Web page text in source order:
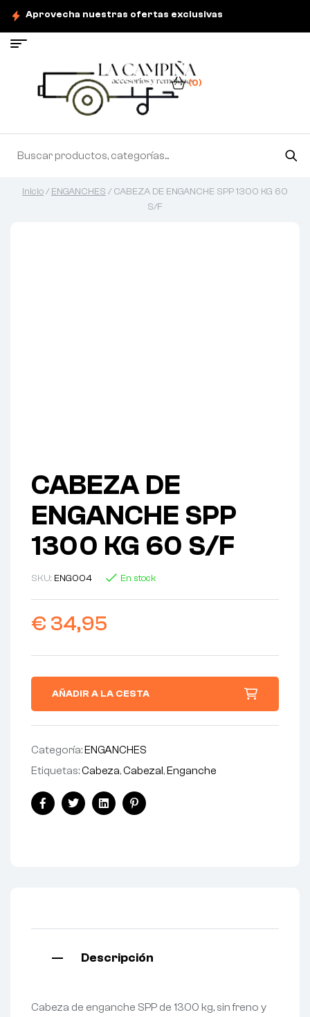
Aprovecha nuestras ofertas exclusivas
(0)
Inicio/ENGANCHES / CABEZA DE ENGANCHE SPP 1300 KG 60
S/F
CABEZA DE
ENGANCHE SPP
1300 KG 60 S/F
SKU: ENG004 En stock
€ 34,95
AÑADIR A LA CESTA
Categoría: ENGANCHES
Etiquetas:Cabeza,Cabezal , Enganche
FacebookTwitterLinkedinPinterest
Descripción
Cabeza de enganche SPP de 1300 kg, sin freno y